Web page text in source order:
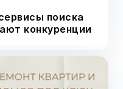
поиска
конкуренции